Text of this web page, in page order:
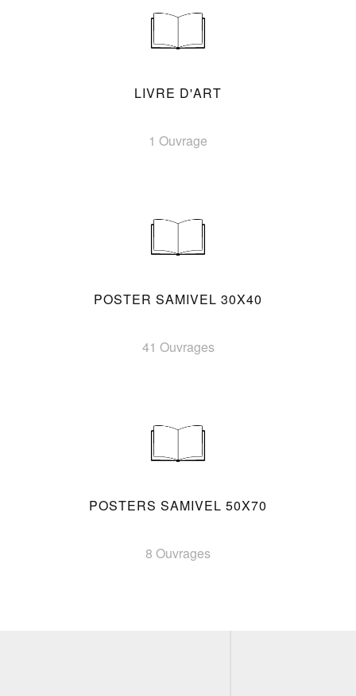
LIVRE D'ART
1 Ouvrage
POSTER SAMIVEL 30X40
41 Ouvrages
POSTERS SAMIVEL 50X70
8 Ouvrages